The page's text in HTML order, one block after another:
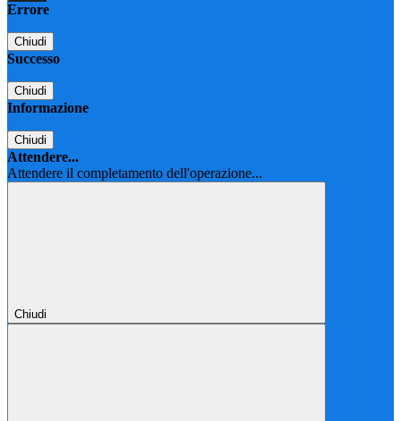
Errore
Chiudi
Successo
Chiudi
Informazione
Chiudi
Attendere...
Attendere il completamento dell'operazione...
Chiudi